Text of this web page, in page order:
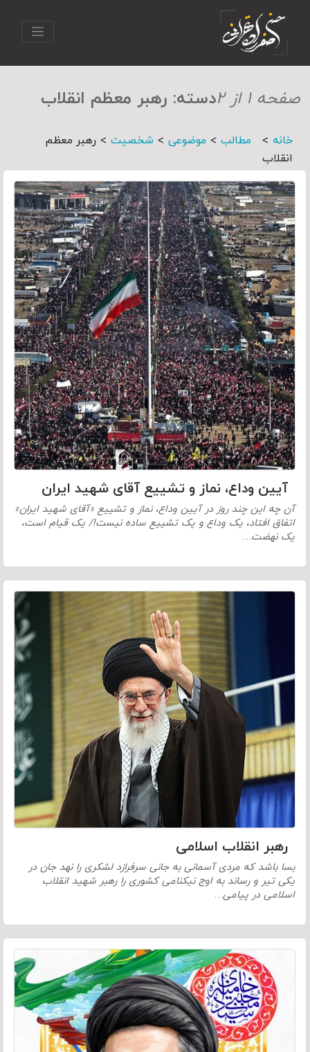
دسته: رهبر معظم انقلاب صفحه ۱ از ۲
خانه > مطالب > موضوعی > شخصیت > رهبر معظم
انقلاب
آیین وداع، نماز و تشییع آقای شهید ایران
آن چه این چند روز در آیین وداع، نماز و تشییع «آقای شهید ایران»
اتفاق افتاد، یک وداع و یک تشییع ساده نیست!/ یک قیام است،
یک نهضت…
رهبر انقلاب اسلامی
بسا باشد که مردی آسمانی به جانی سرفرازد لشکری را نهد جان در
یکی تیر و رساند به اوج نیکنامی کشوری را رهبر شهید انقلاب
اسلامی در پیامی…